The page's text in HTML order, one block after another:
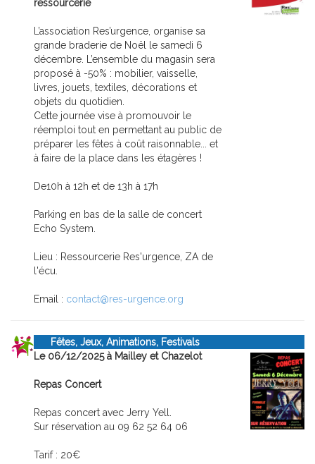
ressourcerie
L’association Res’urgence, organise sa
grande braderie de Noël le samedi 6
décembre. L’ensemble du magasin sera
proposé à -50% : mobilier, vaisselle,
livres, jouets, textiles, décorations et
objets du quotidien.
Cette journée vise à promouvoir le
réemploi tout en permettant au public de
préparer les fêtes à coût raisonnable... et
à faire de la place dans les étagères !
De10h à 12h et de 13h à 17h
Parking en bas de la salle de concert
Echo System.
Lieu : Ressourcerie Res'urgence, ZA de
l'écu.
Email : contact@res-urgence.org
Fêtes, Jeux, Animations, Festivals
Le 06/12/2025 à Mailley et Chazelot
Repas Concert
Repas concert avec Jerry Yell.
Sur réservation au 09 62 52 64 06
Tarif : 20€